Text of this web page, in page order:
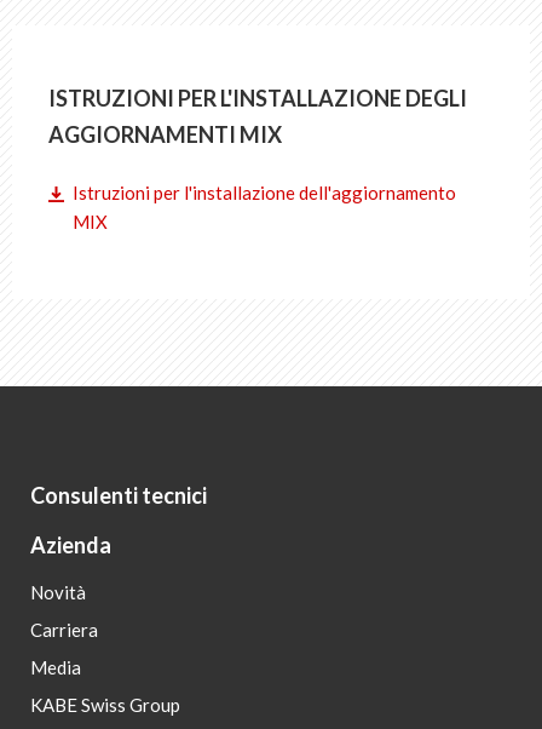
ISTRUZIONI PER L'INSTALLAZIONE DEGLI
AGGIORNAMENTI MIX
Istruzioni per l'installazione dell'aggiornamento
MIX
Consulenti tecnici
Azienda
Novità
Carriera
Media
KABE Swiss Group